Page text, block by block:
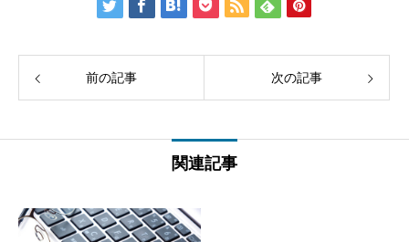
前の記事 次の記事
関連記事